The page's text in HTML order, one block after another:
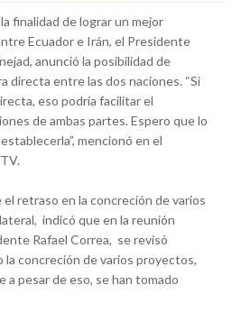
finalidad de lograr un mejor
Ecuador e Irán, el Presidente
anunció la posibilidad de
directa entre las dos naciones. “Si
eso podría facilitar el
de ambas partes. Espero que lo
mencionó en el
retraso en la concreción de varios
indicó que en la reunión
Rafael Correa, se revisó
la concreción de varios proyectos,
a pesar de eso, se han tomado